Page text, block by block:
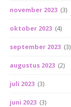
november 2023 (3)
oktober 2023 (4)
september 2023 (3)
augustus 2023 (2)
juli 2023 (3)
juni 2023 (3)